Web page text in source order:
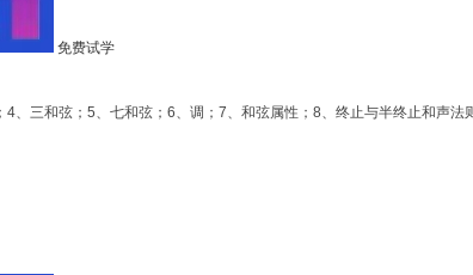
免费试学
三和弦；5、七和弦；6、调；7、和弦属性；8、终止与半终止和声